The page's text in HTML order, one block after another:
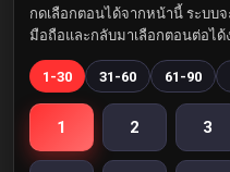
กดเลือกตอนได้จากหน้านี้ ระบบ
มือถือและกลับมาเลือกตอนต่อได้
1-30 31-60 61-90
1 2 3